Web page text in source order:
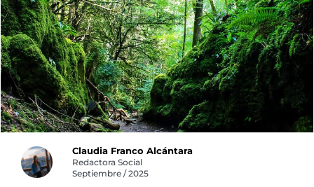
Claudia Franco Alcántara
Redactora Social
Septiembre / 2025